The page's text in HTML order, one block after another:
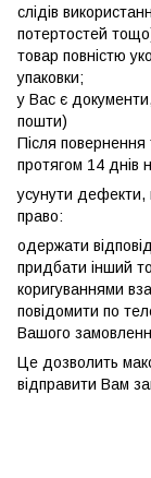
слідів
потертостей
товар повністю
упаковки;
у Вас є
пошти)
Після повернення
протягом 14 днів
усунути дефекти,
право:
одержати
придбати інший
коригуваннями
повідомити по
Вашого
Це дозволить
відправити Вам